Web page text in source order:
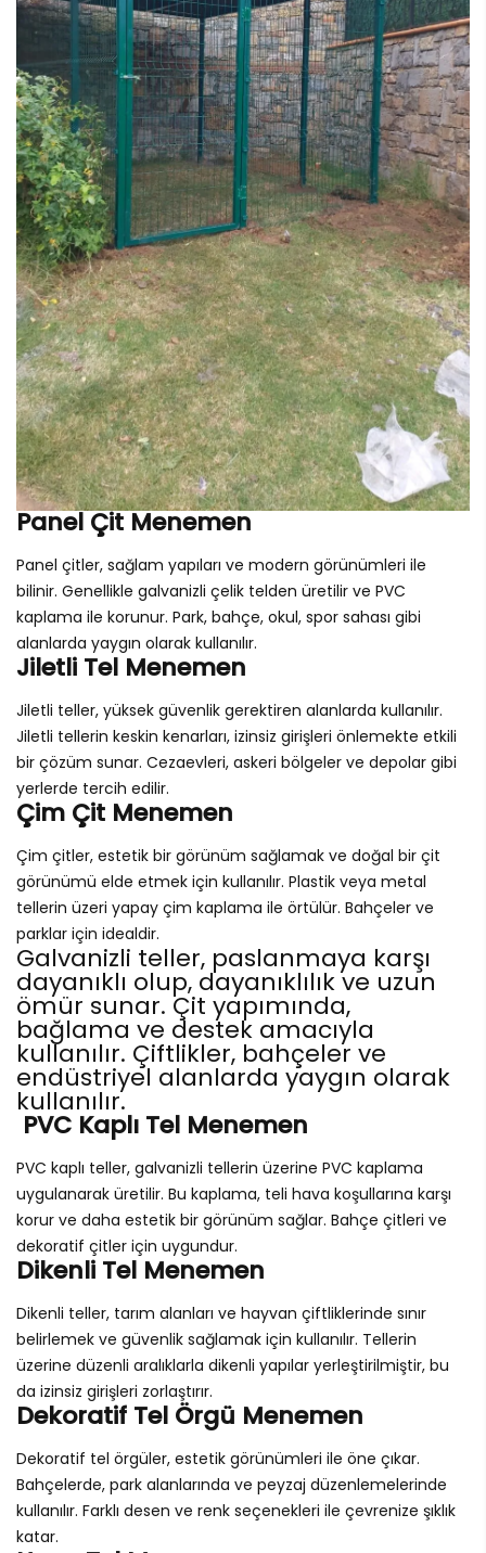
Panel Çit Menemen
Panel çitler, sağlam yapıları ve modern görünümleri ile
bilinir. Genellikle galvanizli çelik telden üretilir ve PVC
kaplama ile korunur. Park, bahçe, okul, spor sahası gibi
alanlarda yaygın olarak kullanılır.
Jiletli Tel Menemen
Jiletli teller, yüksek güvenlik gerektiren alanlarda kullanılır.
Jiletli tellerin keskin kenarları, izinsiz girişleri önlemekte etkili
bir çözüm sunar. Cezaevleri, askeri bölgeler ve depolar gibi
yerlerde tercih edilir.
Çim Çit Menemen
Çim çitler, estetik bir görünüm sağlamak ve doğal bir çit
görünümü elde etmek için kullanılır. Plastik veya metal
tellerin üzeri yapay çim kaplama ile örtülür. Bahçeler ve
parklar için idealdir.
Galvanizli teller, paslanmaya karşı
dayanıklı olup, dayanıklılık ve uzun
ömür sunar. Çit yapımında,
bağlama ve destek amacıyla
kullanılır. Çiftlikler, bahçeler ve
endüstriyel alanlarda yaygın olarak
kullanılır.
PVC Kaplı Tel Menemen
PVC kaplı teller, galvanizli tellerin üzerine PVC kaplama
uygulanarak üretilir. Bu kaplama, teli hava koşullarına karşı
korur ve daha estetik bir görünüm sağlar. Bahçe çitleri ve
dekoratif çitler için uygundur.
Dikenli Tel Menemen
Dikenli teller, tarım alanları ve hayvan çiftliklerinde sınır
belirlemek ve güvenlik sağlamak için kullanılır. Tellerin
üzerine düzenli aralıklarla dikenli yapılar yerleştirilmiştir, bu
da izinsiz girişleri zorlaştırır.
Dekoratif Tel Örgü Menemen
Dekoratif tel örgüler, estetik görünümleri ile öne çıkar.
Bahçelerde, park alanlarında ve peyzaj düzenlemelerinde
kullanılır. Farklı desen ve renk seçenekleri ile çevrenize şıklık
katar.